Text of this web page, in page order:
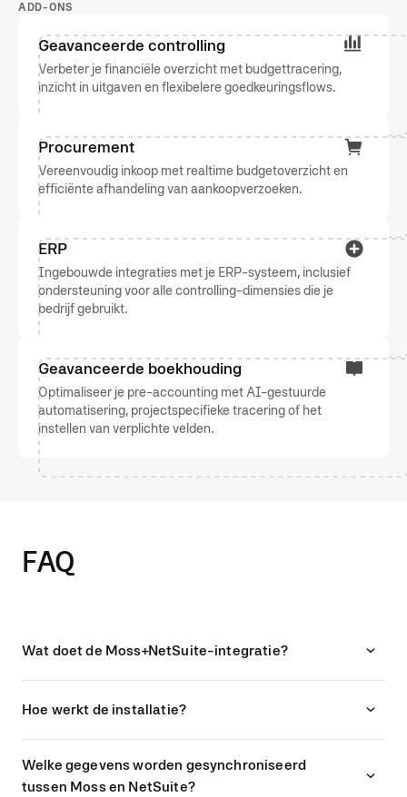
ADD-ONS
Geavanceerde controlling
Verbeter je financiële overzicht met budgettracering,
inzicht in uitgaven en flexibelere goedkeuringsflows.
Procurement
Vereenvoudig inkoop met realtime budgetoverzicht en
efficiënte afhandeling van aankoopverzoeken.
ERP
Ingebouwde integraties met je ERP-systeem, inclusief
ondersteuning voor alle controlling-dimensies die je
bedrijf gebruikt.
Geavanceerde boekhouding
Optimaliseer je pre-accounting met AI-gestuurde
automatisering, projectspecifieke tracering of het
instellen van verplichte velden.
FAQ
Wat doet de Moss+NetSuite-integratie?
Hoe werkt de installatie?
Welke gegevens worden gesynchroniseerd
tussen Moss en NetSuite?